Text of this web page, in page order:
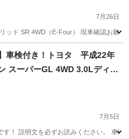
7月26日
ッド SR 4WD（E-Four） 現車確認お
ァード
車検付き！トヨタ 平成22年
スーパーGL 4WD 3.0Lディー
7月5日
す！ 説明文を必ずお読みください。